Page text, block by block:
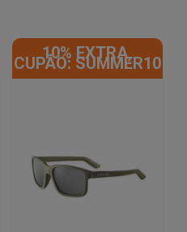
latest
10% EXTRA,
CUPÃO: SUMMER10